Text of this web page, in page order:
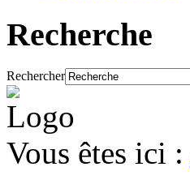
Recherche
Rechercher
Vous êtes ici :